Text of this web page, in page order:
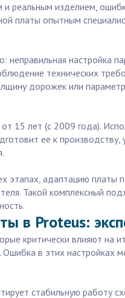
и реальным изделием,
платы опытным
настройка
технических
дорожек или
15 лет (с 2009 года).
ее к
адаптацию платы
Такой комплексный
в Proteus:
критически влияют на
в этих настройках
стабильную работу